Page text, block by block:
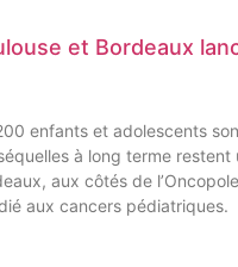
et Bordeaux
enfants et adolescents
à long terme
aux côtés de
aux cancers pédiatriques.